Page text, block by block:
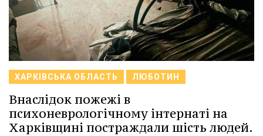
ХАРКІВСЬКА ОБЛАСТЬ ЛЮБОТИН
Внаслідок пожежі в
психоневрологічному інтернаті на
Харківщині постраждали шість людей.